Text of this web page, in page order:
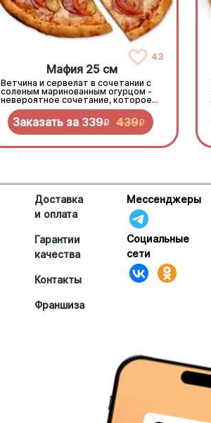
43
Мафия 25 см
Ветчина и сервелат в сочетании с
соленым маринованным огурцом -
невероятное сочетание, которое
нужно попробовать!
Заказать за 339R 439R
Доставка
и оплата
Гарантии
качества
Контакты
Франшиза
Мессенджеры
Социальные
сети